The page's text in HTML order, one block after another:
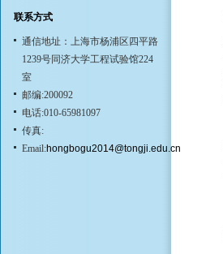
联系方式
通信地址：上海市杨浦区四平路
1239号同济大学工程试验馆224
室
邮编:200092
电话:010-65981097
传真:
Email:hongbogu2014@tongji.edu.cn